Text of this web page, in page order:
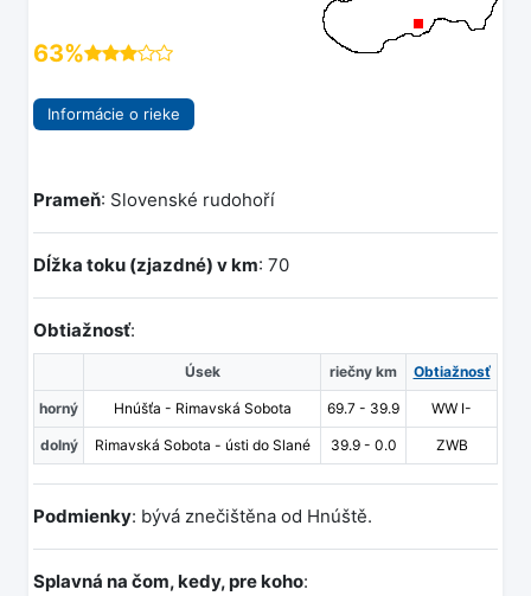
63%
Informácie o rieke
Prameň: Slovenské rudohoří
Dĺžka toku (zjazdné) v km: 70
Obtiažnosť:
Úsek riečny km Obtiažnosť
horný Hnúšťa - Rimavská Sobota 69.7 - 39.9 WW I-
dolný Rimavská Sobota - ústi do Slané 39.9 - 0.0 ZWB
Podmienky: bývá znečištěna od Hnúště.
Splavná na čom, kedy, pre koho: